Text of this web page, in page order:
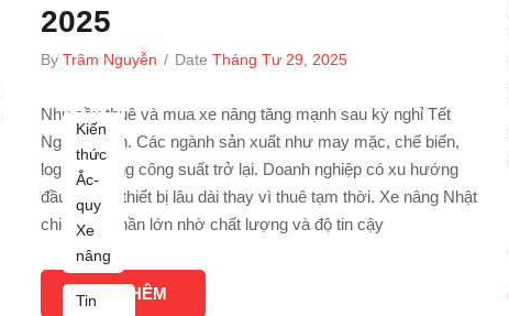
2025
By Trâm Nguyễn / Date Tháng Tư 29, 2025
Nhu cầu thuê và mua xe nâng tăng mạnh sau kỳ nghỉ Tết
Nguyên đán. Các ngành sản xuất như may mặc, chế biến,
logistics tăng công suất trở lại. Doanh nghiệp có xu hướng
đầu tư vào thiết bị lâu dài thay vì thuê tạm thời. Xe nâng Nhật
chiếm thị phần lớn nhờ chất lượng và độ tin cậy
XEM THÊM
Kiến
thức
Ắc-
quy
Xe
nâng
Tin